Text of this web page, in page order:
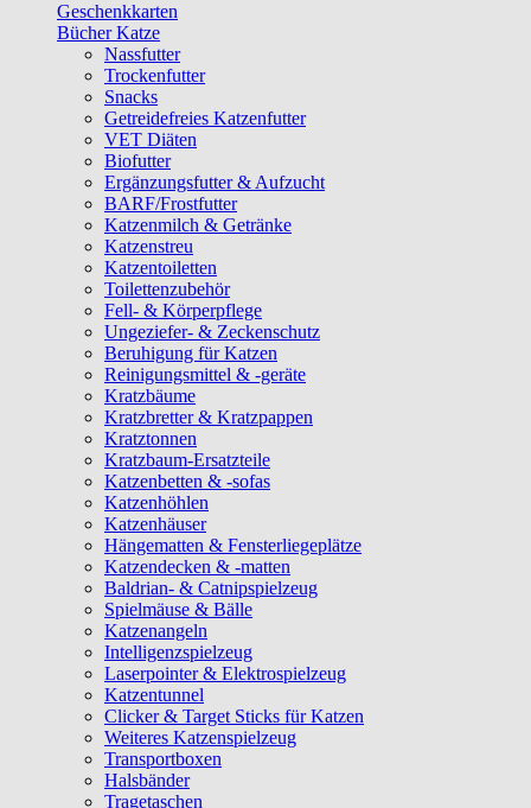
Geschenkkarten
Bücher Katze
Nassfutter
Trockenfutter
Snacks
Getreidefreies Katzenfutter
VET Diäten
Biofutter
Ergänzungsfutter & Aufzucht
BARF/Frostfutter
Katzenmilch & Getränke
Katzenstreu
Katzentoiletten
Toilettenzubehör
Fell- & Körperpflege
Ungeziefer- & Zeckenschutz
Beruhigung für Katzen
Reinigungsmittel & -geräte
Kratzbäume
Kratzbretter & Kratzpappen
Kratztonnen
Kratzbaum-Ersatzteile
Katzenbetten & -sofas
Katzenhöhlen
Katzenhäuser
Hängematten & Fensterliegeplätze
Katzendecken & -matten
Baldrian- & Catnipspielzeug
Spielmäuse & Bälle
Katzenangeln
Intelligenzspielzeug
Laserpointer & Elektrospielzeug
Katzentunnel
Clicker & Target Sticks für Katzen
Weiteres Katzenspielzeug
Transportboxen
Halsbänder
Tragetaschen